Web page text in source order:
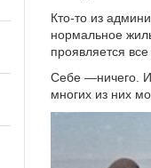
Кто-то из
нормальное
проявляется
Себе —ничего. И
многих из них